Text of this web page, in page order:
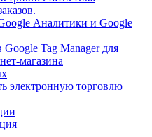
Аналитики и Google
Google Tag Manager для
магазина
электронную торговлю